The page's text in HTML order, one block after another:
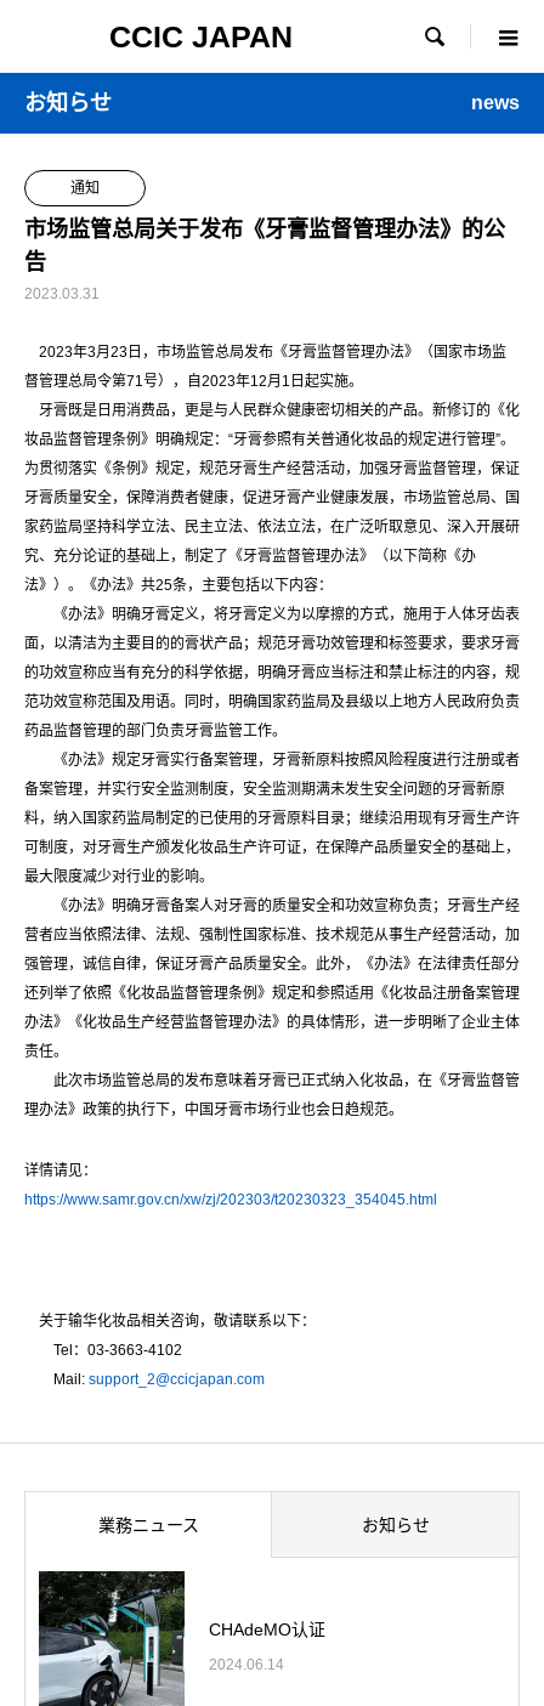
CCIC JAPAN 
お知らせ news
通知
市场监管总局关于发布《牙膏监督管理办法》的公
告
2023.03.31
2023年3月23日，市场监管总局发布《牙膏监督管理办法》（国家市场监
督管理总局令第71号），自2023年12月1日起实施。
牙膏既是日用消费品，更是与人民群众健康密切相关的产品。新修订的《化
妆品监督管理条例》明确规定：“牙膏参照有关普通化妆品的规定进行管理”。
为贯彻落实《条例》规定，规范牙膏生产经营活动，加强牙膏监督管理，保证
牙膏质量安全，保障消费者健康，促进牙膏产业健康发展，市场监管总局、国
家药监局坚持科学立法、民主立法、依法立法，在广泛听取意见、深入开展研
究、充分论证的基础上，制定了《牙膏监督管理办法》（以下简称《办
法》）。《办法》共25条，主要包括以下内容：
《办法》明确牙膏定义，将牙膏定义为以摩擦的方式，施用于人体牙齿表
面，以清洁为主要目的的膏状产品；规范牙膏功效管理和标签要求，要求牙膏
的功效宣称应当有充分的科学依据，明确牙膏应当标注和禁止标注的内容，规
范功效宣称范围及用语。同时，明确国家药监局及县级以上地方人民政府负责
药品监督管理的部门负责牙膏监管工作。
《办法》规定牙膏实行备案管理，牙膏新原料按照风险程度进行注册或者
备案管理，并实行安全监测制度，安全监测期满未发生安全问题的牙膏新原
料，纳入国家药监局制定的已使用的牙膏原料目录；继续沿用现有牙膏生产许
可制度，对牙膏生产颁发化妆品生产许可证，在保障产品质量安全的基础上，
最大限度减少对行业的影响。
《办法》明确牙膏备案人对牙膏的质量安全和功效宣称负责；牙膏生产经
营者应当依照法律、法规、强制性国家标准、技术规范从事生产经营活动，加
强管理，诚信自律，保证牙膏产品质量安全。此外，《办法》在法律责任部分
还列举了依照《化妆品监督管理条例》规定和参照适用《化妆品注册备案管理
办法》《化妆品生产经营监督管理办法》的具体情形，进一步明晰了企业主体
责任。
此次市场监管总局的发布意味着牙膏已正式纳入化妆品，在《牙膏监督管
理办法》政策的执行下，中国牙膏市场行业也会日趋规范。
详情请见：
https://www.samr.gov.cn/xw/zj/202303/t20230323_354045.html
关于输华化妆品相关咨询，敬请联系以下：
Tel：03-3663-4102
Mail: support_2@ccicjapan.com
業務ニュース お知らせ
CHAdeMO认证
2024.06.14